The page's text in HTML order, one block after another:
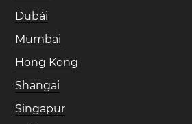
Dubái
Mumbai
Hong Kong
Shangai
Singapur